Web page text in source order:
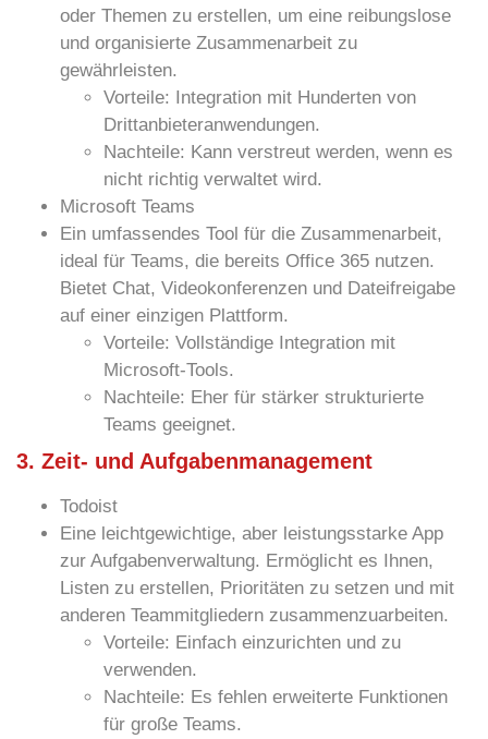
oder Themen zu erstellen, um eine reibungslose
und organisierte Zusammenarbeit zu
gewährleisten.
Vorteile: Integration mit Hunderten von
Drittanbieteranwendungen.
Nachteile: Kann verstreut werden, wenn es
nicht richtig verwaltet wird.
Microsoft Teams
Ein umfassendes Tool für die Zusammenarbeit,
ideal für Teams, die bereits Office 365 nutzen.
Bietet Chat, Videokonferenzen und Dateifreigabe
auf einer einzigen Plattform.
Vorteile: Vollständige Integration mit
Microsoft-Tools.
Nachteile: Eher für stärker strukturierte
Teams geeignet.
3. Zeit- und Aufgabenmanagement
Todoist
Eine leichtgewichtige, aber leistungsstarke App
zur Aufgabenverwaltung. Ermöglicht es Ihnen,
Listen zu erstellen, Prioritäten zu setzen und mit
anderen Teammitgliedern zusammenzuarbeiten.
Vorteile: Einfach einzurichten und zu
verwenden.
Nachteile: Es fehlen erweiterte Funktionen
für große Teams.